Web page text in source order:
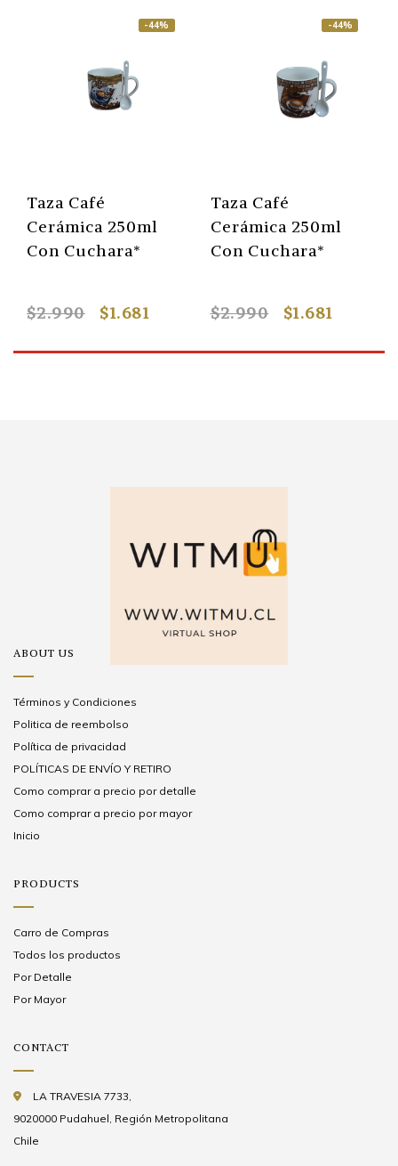
-44%
Taza Café
Cerámica 250ml
Con Cuchara*
$2.990 $1.681
-44%
Taza Café
Cerámica 250ml
Con Cuchara*
$2.990 $1.681
ABOUT US
Términos y Condiciones
Politica de reembolso
Política de privacidad
POLÍTICAS DE ENVÍO Y RETIRO
Como comprar a precio por detalle
Como comprar a precio por mayor
Inicio
PRODUCTS
Carro de Compras
Todos los productos
Por Detalle
Por Mayor
CONTACT
LA TRAVESIA 7733,
9020000 Pudahuel, Región Metropolitana
Chile